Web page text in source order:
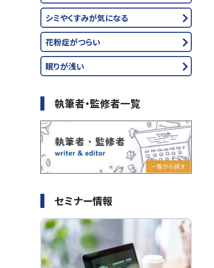
シミやくすみが気になる
花粉症がつらい
眠りが浅い
執筆者・監修者一覧
セミナー情報